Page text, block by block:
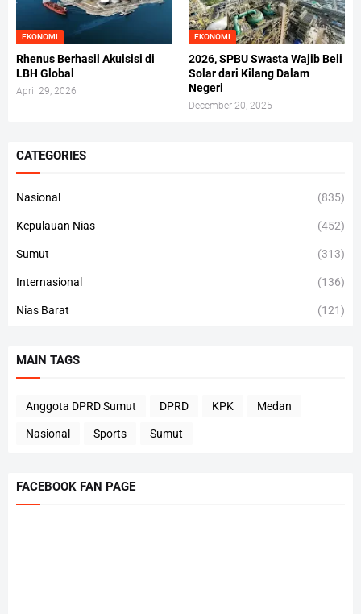
EKONOMI
Rhenus Berhasil Akuisisi di
LBH Global
April 29, 2026
EKONOMI
2026, SPBU Swasta Wajib Beli
Solar dari Kilang Dalam
Negeri
December 20, 2025
CATEGORIES
Nasional (835)
Kepulauan Nias (452)
Sumut (313)
Internasional (136)
Nias Barat (121)
MAIN TAGS
Anggota DPRD Sumut DPRD KPK Medan
Nasional Sports Sumut
FACEBOOK FAN PAGE